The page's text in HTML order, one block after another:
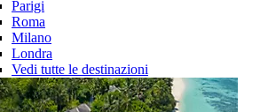
Parigi
Roma
Milano
Londra
Vedi tutte le destinazioni